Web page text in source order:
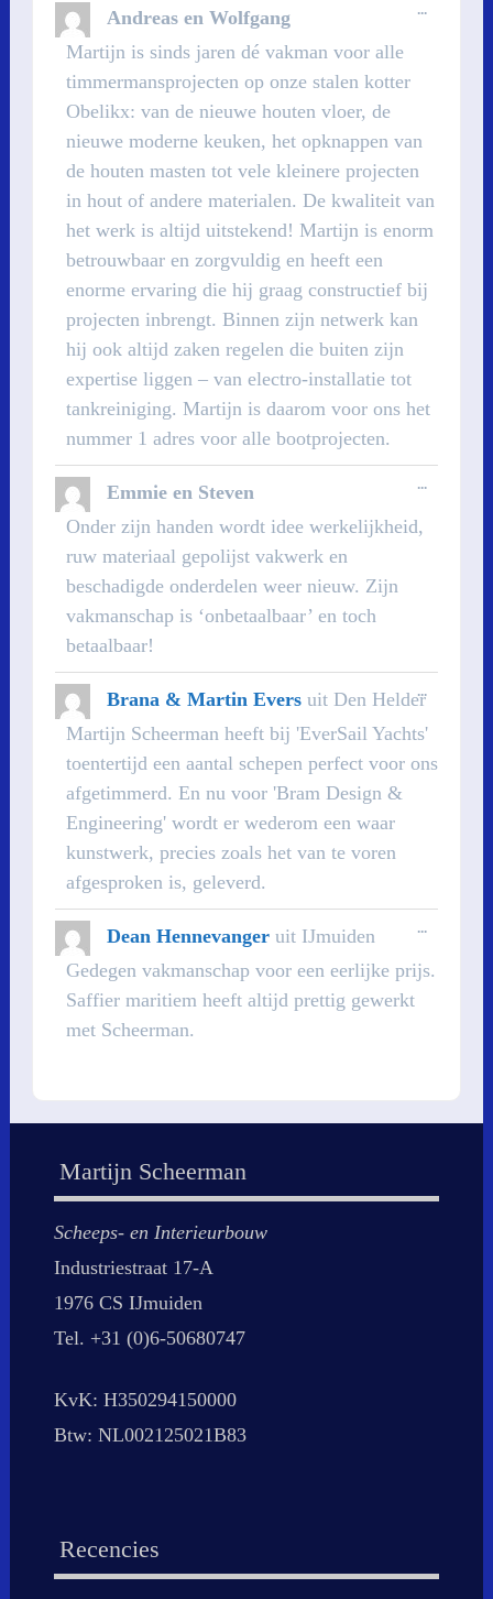
Andreas en Wolfgang
Martijn is sinds jaren dé vakman voor alle
timmermansprojecten op onze stalen kotter
Obelikx: van de nieuwe houten vloer, de
nieuwe moderne keuken, het opknappen van
de houten masten tot vele kleinere projecten
in hout of andere materialen. De kwaliteit van
het werk is altijd uitstekend! Martijn is enorm
betrouwbaar en zorgvuldig en heeft een
enorme ervaring die hij graag constructief bij
projecten inbrengt. Binnen zijn netwerk kan
hij ook altijd zaken regelen die buiten zijn
expertise liggen – van electro-installatie tot
tankreiniging. Martijn is daarom voor ons het
nummer 1 adres voor alle bootprojecten.
...
Emmie en Steven
Onder zijn handen wordt idee werkelijkheid,
ruw materiaal gepolijst vakwerk en
beschadigde onderdelen weer nieuw. Zijn
vakmanschap is ‘onbetaalbaar’ en toch
betaalbaar!
...
Brana & Martin Evers uit Den Helder
Martijn Scheerman heeft bij 'EverSail Yachts'
toentertijd een aantal schepen perfect voor ons
afgetimmerd. En nu voor 'Bram Design &
Engineering' wordt er wederom een waar
kunstwerk, precies zoals het van te voren
afgesproken is, geleverd.
...
Dean Hennevanger uit IJmuiden
Gedegen vakmanschap voor een eerlijke prijs.
Saffier maritiem heeft altijd prettig gewerkt
met Scheerman.
...
Martijn Scheerman
Scheeps- en Interieurbouw
Industriestraat 17-A
1976 CS IJmuiden
Tel. +31 (0)6-50680747
KvK: H350294150000
Btw: NL002125021B83
Recencies